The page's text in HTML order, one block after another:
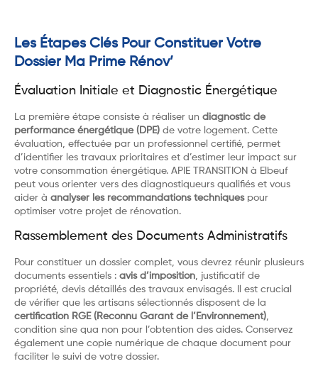
Les Étapes Clés Pour Constituer Votre
Dossier Ma Prime Rénov’
Évaluation Initiale et Diagnostic Énergétique
La première étape consiste à réaliser un diagnostic de
performance énergétique (DPE) de votre logement. Cette
évaluation, effectuée par un professionnel certifié, permet
d’identifier les travaux prioritaires et d’estimer leur impact sur
votre consommation énergétique. APIE TRANSITION à Elbeuf
peut vous orienter vers des diagnostiqueurs qualifiés et vous
aider à analyser les recommandations techniquespour
optimiser votre projet de rénovation.
Rassemblement des Documents Administratifs
Pour constituer un dossier complet, vous devrez réunir plusieurs
documents essentiels : avis d’imposition, justificatif de
propriété, devis détaillés des travaux envisagés. Il est crucial
de vérifier que les artisans sélectionnés disposent de la
certification RGE (Reconnu Garant de l’Environnement),
condition sine qua non pour l’obtention des aides. Conservez
également une copie numérique de chaque document pour
faciliter le suivi de votre dossier.